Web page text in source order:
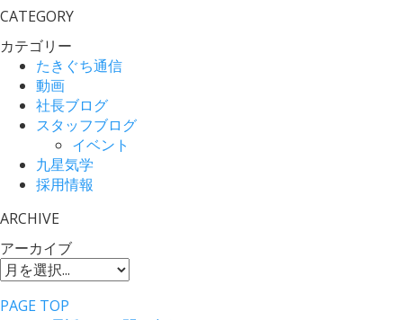
CATEGORY
カテゴリー
たきぐち通信
動画
社長ブログ
スタッフブログ
イベント
九星気学
採用情報
ARCHIVE
アーカイブ
PAGE TOP